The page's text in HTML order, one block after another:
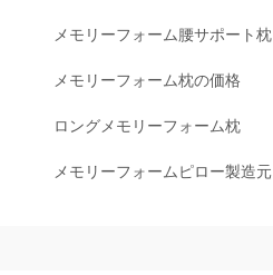
メモリーフォーム腰サポート枕
メモリーフォーム枕の価格
ロングメモリーフォーム枕
メモリーフォームピロー製造元